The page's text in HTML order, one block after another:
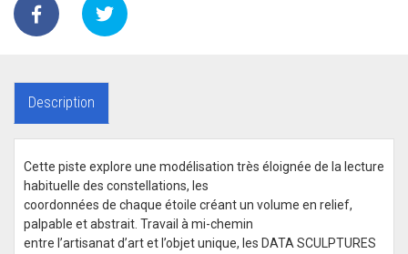
Description
Cette piste explore une modélisation très éloignée de la lecture
habituelle des constellations, les
coordonnées de chaque étoile créant un volume en relief,
palpable et abstrait. Travail à mi-chemin
entre l’artisanat d’art et l’objet unique, les DATA SCULPTURES